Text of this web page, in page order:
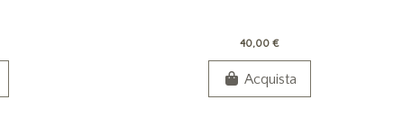
40,00 €
Acquista